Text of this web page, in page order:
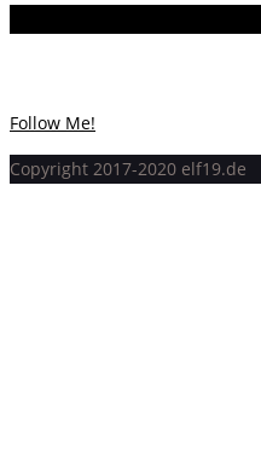
Follow Me!
Copyright 2017-2020 elf19.de